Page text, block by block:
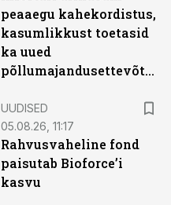
peaaegu kahekordistus,
kasumlikkust toetasid
ka uued
põllumajandusettevõtted
UUDISED
05.08.26, 11:17
Rahvusvaheline fond
paisutab Bioforce’i
kasvu